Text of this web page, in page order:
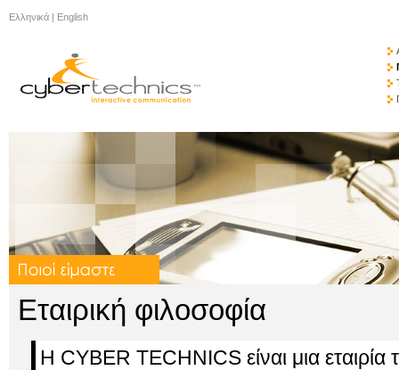
Ελληνικά | English
Εταιρική φιλοσοφία
Η CYBER TECHNICS είναι μια